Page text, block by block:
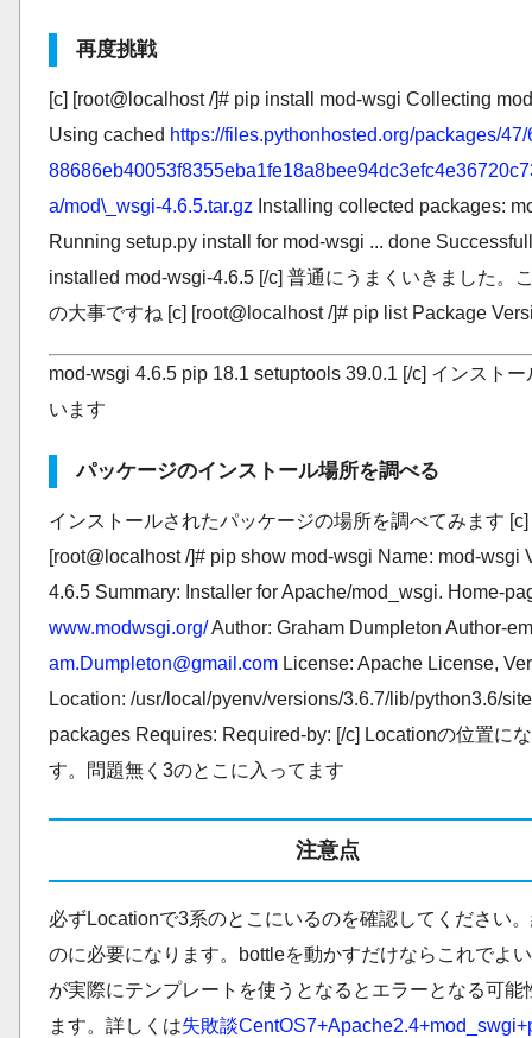
再度挑戦
[c] [root@localhost /]# pip install mod-wsgi Collecting
Using cached https://files.pythonhosted.org/packages/
a/mod\_wsgi-4.6.5.tar.gz Installing collected packages:
Running setup.py install for mod-wsgi ... done
installed mod-wsgi-4.6.5 [/c] 普通にうまくいきました。
の大事ですね [c] [root@localhost /]# pip list Package
mod-wsgi 4.6.5 pip 18.1 setuptools 39.0.1 [/c] インストー
います
パッケージのインストール場所を調べる
インストールされたパッケージの場所を調べてみます [c]
[root@localhost /]# pip show mod-wsgi Name: mod-wsgi
4.6.5 Summary: Installer for Apache/mod_wsgi. Home-
www.modwsgi.org/Author: Graham Dumpleton Author-
am.Dumpleton@gmail.com License: Apache License,
Location: /usr/local/pyenv/versions/3.6.7/lib/python3.6/
packages Requires: Required-by: [/c] Locationの位置に
す。問題無く3のとこに入ってます
注意点
必ずLocationで3系のとこにいるのを確認してください
のに必要になります。bottleを動かすだけならこれでよ
が実際にテンプレートを使うとなるとエラーとなる可能
ます。詳しくは失敗談